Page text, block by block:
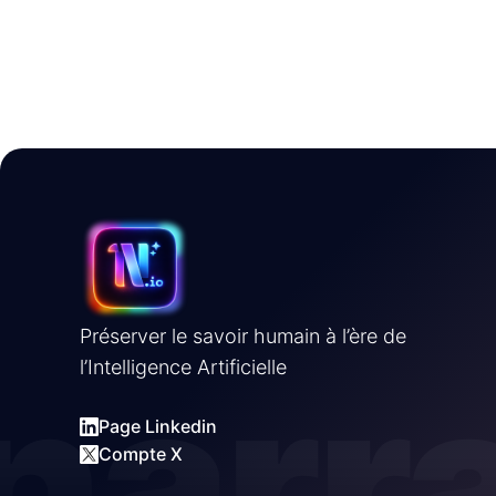
Préserver le savoir humain à l’ère de
l’Intelligence Artificielle
Page Linkedin
Compte X